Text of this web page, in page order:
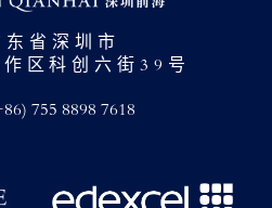
东省深圳市
区科创六街39号
755 8898 7618